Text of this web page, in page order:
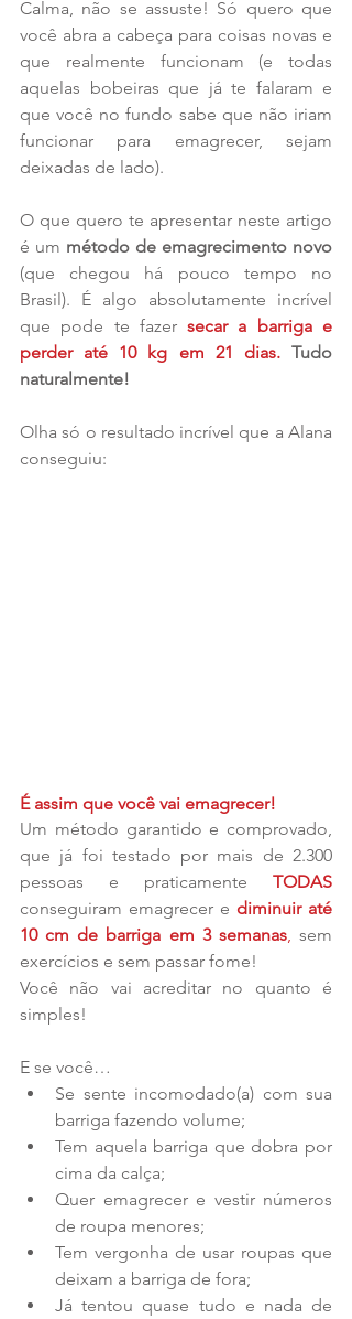
Calma, não se assuste! Só quero que
você abra a cabeça para coisas novas e
que realmente funcionam (e todas
aquelas bobeiras que já te falaram e
que você no fundo sabe que não iriam
funcionar para emagrecer, sejam
deixadas de lado).
O que quero te apresentar neste artigo
é um método de emagrecimento novo
(que chegou há pouco tempo no
Brasil). É algo absolutamente incrível
que pode te fazer secar a barriga e
perder até 10 kg em 21 dias. Tudo
naturalmente!
Olha só o resultado incrível que a Alana
conseguiu:
É assim que você vai emagrecer!
Um método garantido e comprovado,
que já foi testado por mais de 2.300
pessoas e praticamente TODAS
conseguiram emagrecer e diminuir até
10 cm de barriga em 3 semanas, sem
exercícios e sem passar fome!
Você não vai acreditar no quanto é
simples!
E se você…
Se sente incomodado(a) com sua
barriga fazendo volume;
Tem aquela barriga que dobra por
cima da calça;
Quer emagrecer e vestir números
de roupa menores;
Tem vergonha de usar roupas que
deixam a barriga de fora;
Já tentou quase tudo e nada de